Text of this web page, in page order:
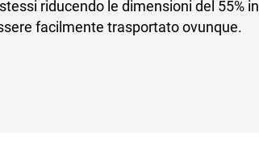
riducendo le dimensioni del 55% in
facilmente trasportato ovunque.